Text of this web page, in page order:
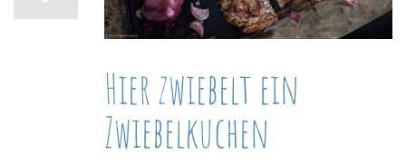
Hier zwiebelt ein
Zwiebelkuchen